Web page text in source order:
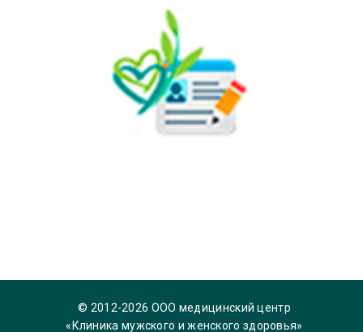
© 2012-2026 ООО медицинский центр
«Клиника мужского и женского здоровья»